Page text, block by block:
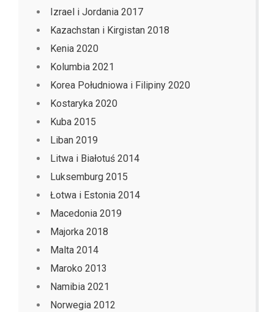
Izrael i Jordania 2017
Kazachstan i Kirgistan 2018
Kenia 2020
Kolumbia 2021
Korea Południowa i Filipiny 2020
Kostaryka 2020
Kuba 2015
Liban 2019
Litwa i Białotuś 2014
Luksemburg 2015
Łotwa i Estonia 2014
Macedonia 2019
Majorka 2018
Malta 2014
Maroko 2013
Namibia 2021
Norwegia 2012